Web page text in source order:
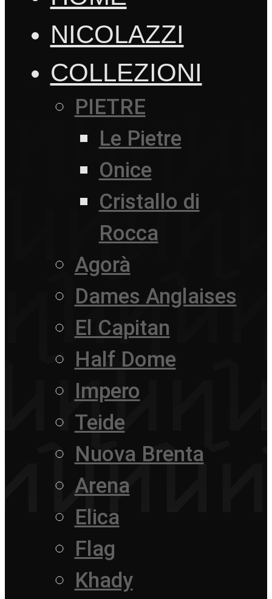
NICOLAZZI
COLLEZIONI
PIETRE
Le Pietre
Onice
Cristallo di
Rocca
Agorà
Dames Anglaises
El Capitan
Half Dome
Impero
Teide
Nuova Brenta
Arena
Elica
Flag
Khady